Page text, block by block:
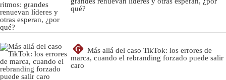
qué?
G
Más allá del caso TikTok: los errores de
marca, cuando el rebranding forzado puede salir
caro